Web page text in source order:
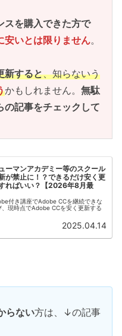
スを購入できた方で
安いとは限りません。
新すると、知らないう
かもしれません。 無駄
の記事をチェックして
ーマンアカデミー等のスクール
が禁止に！？できるだけ安く更
ればいい？【2026年8月最
付き講座でAdobe CCを継続できな
、現時点でAdobe CCを安く更新する
2025.04.14
らない方は、↓の記事